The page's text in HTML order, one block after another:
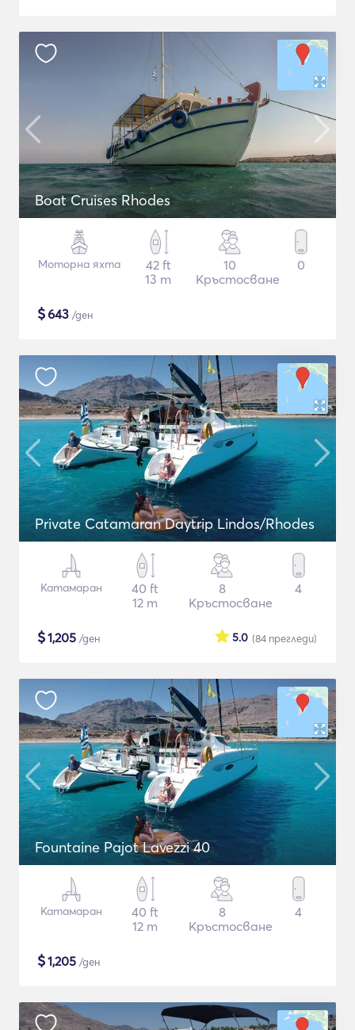
Boat Cruises Rhodes
Моторна яхта
42 ft
13 m
10
Кръстосване
0
$643 /ден
Private Catamaran Daytrip Lindos/Rhodes
Катамаран
40 ft
12 m
8
Кръстосване
4
$1,205 /ден (84 прегледи)
5.0
Fountaine Pajot Lavezzi 40
Катамаран
40 ft
12 m
8
Кръстосване
4
$1,205 /ден